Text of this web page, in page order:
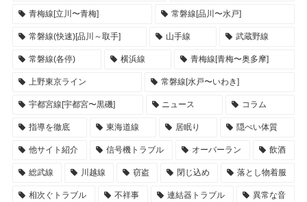
青梅線[立川〜青梅] 常磐線[品川〜水戸]
常磐線(快速)[品川～取手] 山手線 武蔵野線
常磐線(各停) 横浜線 青梅線[青梅〜奥多摩]
上野東京ライン 常磐線[水戸〜いわき]
宇都宮線[宇都宮〜黒磯] ニュース コラム
指導を徹底 東海道線 居眠り 隠ぺい体質
他サイト紹介 信号機トラブル オーバーラン 飲酒
総武線 川越線 窃盗 閉じ込め 落とし物着服
相次ぐトラブル 不祥事 連結器トラブル 異常な音